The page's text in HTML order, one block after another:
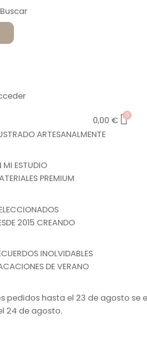
0,00 € 0
ARTESANALMENTE
MI ESTUDIO
PREMIUM
2015 CREANDO
INOLVIDABLES
DE VERANO
pedidos hasta el 23 de agosto se
24 de agosto.